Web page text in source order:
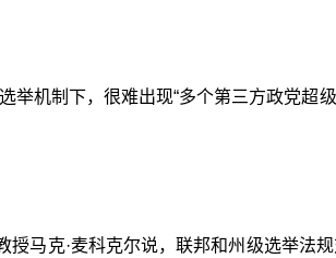
机制下，很难出现“多个第三方政党超
马克·麦科克尔说，联邦和州级选举法